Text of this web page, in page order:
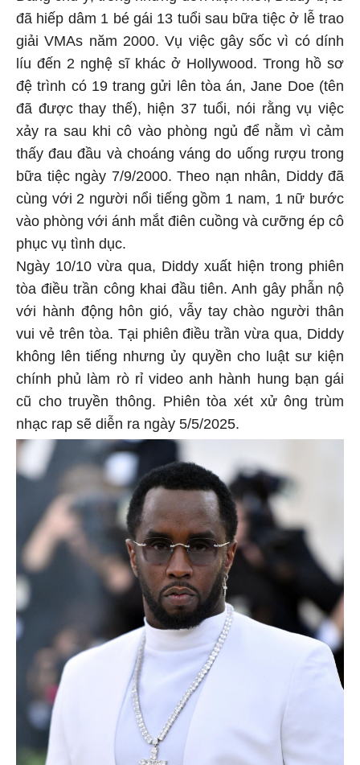
đã hiếp dâm 1 bé gái 13 tuổi sau bữa tiệc ở lễ trao
giải VMAs năm 2000. Vụ việc gây sốc vì có dính
líu đến 2 nghệ sĩ khác ở Hollywood. Trong hồ sơ
đệ trình có 19 trang gửi lên tòa án, Jane Doe (tên
đã được thay thế), hiện 37 tuổi, nói rằng vụ việc
xảy ra sau khi cô vào phòng ngủ để nằm vì cảm
thấy đau đầu và choáng váng do uống rượu trong
bữa tiệc ngày 7/9/2000. Theo nạn nhân, Diddy đã
cùng với 2 người nổi tiếng gồm 1 nam, 1 nữ bước
vào phòng với ánh mắt điên cuồng và cưỡng ép cô
phục vụ tình dục.
Ngày 10/10 vừa qua, Diddy xuất hiện trong phiên
tòa điều trần công khai đầu tiên. Anh gây phẫn nộ
với hành động hôn gió, vẫy tay chào người thân
vui vẻ trên tòa. Tại phiên điều trần vừa qua, Diddy
không lên tiếng nhưng ủy quyền cho luật sư kiện
chính phủ làm rò rỉ video anh hành hung bạn gái
cũ cho truyền thông. Phiên tòa xét xử ông trùm
nhạc rap sẽ diễn ra ngày 5/5/2025.